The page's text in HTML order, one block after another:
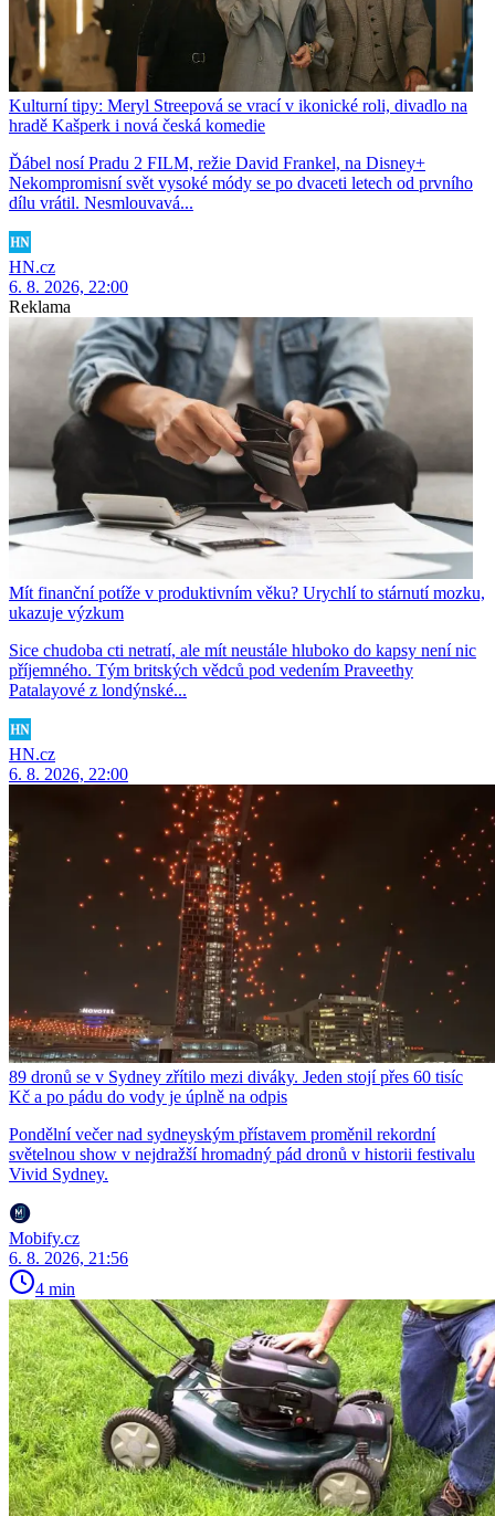
Kulturní tipy: Meryl Streepová se vrací v ikonické roli, divadlo na
hradě Kašperk i nová česká komedie
Ďábel nosí Pradu 2 FILM, režie David Frankel, na Disney+
Nekompromisní svět vysoké módy se po dvaceti letech od prvního
dílu vrátil. Nesmlouvavá...
HN.cz
6. 8. 2026, 22:00
Reklama
Mít finanční potíže v produktivním věku? Urychlí to stárnutí mozku,
ukazuje výzkum
Sice chudoba cti netratí, ale mít neustále hluboko do kapsy není nic
příjemného. Tým britských vědců pod vedením Praveethy
Patalayové z londýnské...
HN.cz
6. 8. 2026, 22:00
89 dronů se v Sydney zřítilo mezi diváky. Jeden stojí přes 60 tisíc
Kč a po pádu do vody je úplně na odpis
Pondělní večer nad sydneyským přístavem proměnil rekordní
světelnou show v nejdražší hromadný pád dronů v historii festivalu
Vivid Sydney.
Mobify.cz
6. 8. 2026, 21:56
4 min